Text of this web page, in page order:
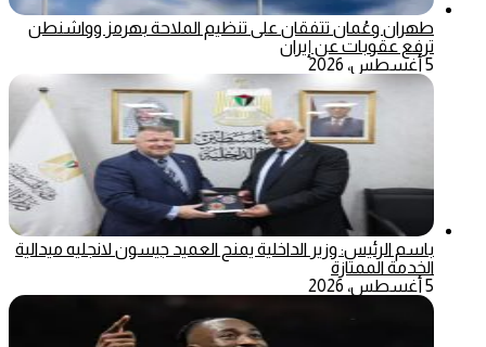
طهران وعُمان تتفقان على تنظيم الملاحة بهرمز وواشنطن
ترفع عقوبات عن إيران
5 أغسطس، 2026
باسم الرئيس: وزير الداخلية يمنح العميد جيسون لانجليه ميدالية
الخدمة الممتازة
5 أغسطس، 2026